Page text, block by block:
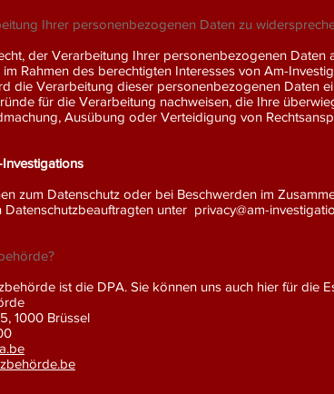
Ihrer personenbezogenen Daten zu
der Verarbeitung Ihrer personenbezogenen
Rahmen des berechtigten Interesses von Am-
die Verarbeitung dieser personenbezogenen Daten
für die Verarbeitung nachweisen, die Ihre
Ausübung oder Verteidigung von
zum Datenschutz oder bei Beschwerden im
Datenschutzbeauftragten unter privacy@am-
ist die DPA. Sie können uns auch hier für die
1000 Brüssel